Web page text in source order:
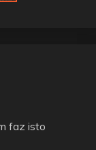
faz isto